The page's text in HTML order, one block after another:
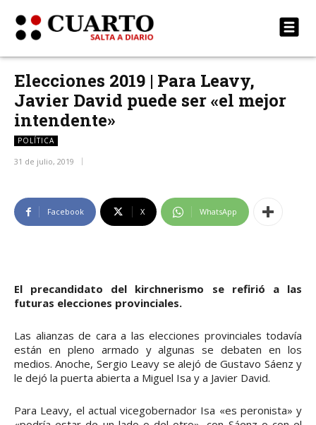
Elecciones 2019 | Para Leavy,
Javier David puede ser «el mejor
intendente»
POLÍTICA
31 de julio, 2019
Facebook X WhatsApp
El precandidato del kirchnerismo se refirió a las
futuras elecciones provinciales.
Las alianzas de cara a las elecciones provinciales todavía
están en pleno armado y algunas se debaten en los
medios. Anoche, Sergio Leavy se alejó de Gustavo Sáenz y
le dejó la puerta abierta a Miguel Isa y a Javier David.
Para Leavy, el actual vicegobernador Isa «es peronista» y